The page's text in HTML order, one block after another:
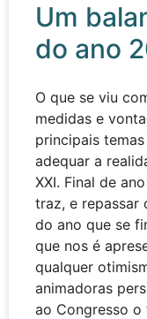
Um
do ano
O que se viu
medidas e
principais
adequar a
XXI. Final de
traz, e repassar
do ano que se
que nos é
qualquer
animadoras
ao Congresso o